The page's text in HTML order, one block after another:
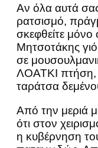
Αν όλα αυτά
ρατσισμό,
σκεφθείτε
Μητσοτάκης
σε
ΛΟΑΤΚΙ πτήση,
ταράτσα
Από την μεριά
ότι στον
η κυβέρνηση